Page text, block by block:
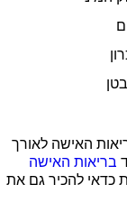
האישה לאורך
בריאות האישה
כדאי להכיר גם את